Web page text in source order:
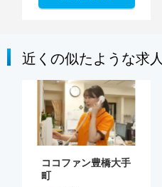
近くの似たような求人
ココファン豊橋大手
町